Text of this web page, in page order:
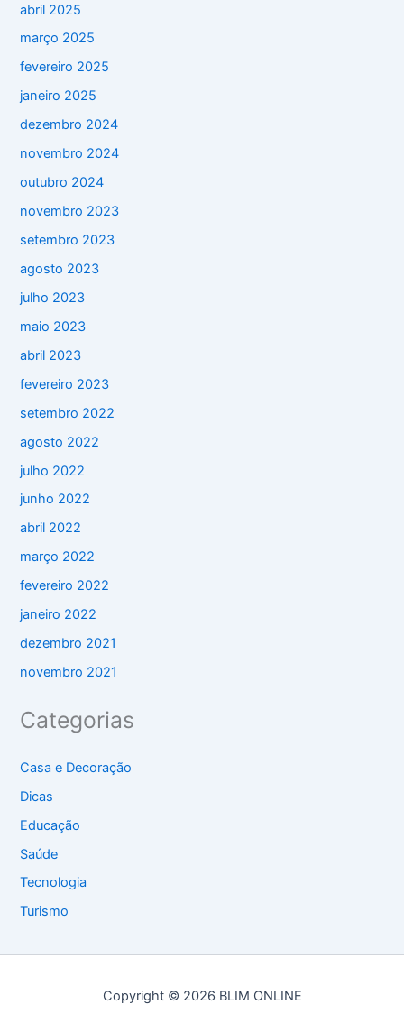
abril 2025
março 2025
fevereiro 2025
janeiro 2025
dezembro 2024
novembro 2024
outubro 2024
novembro 2023
setembro 2023
agosto 2023
julho 2023
maio 2023
abril 2023
fevereiro 2023
setembro 2022
agosto 2022
julho 2022
junho 2022
abril 2022
março 2022
fevereiro 2022
janeiro 2022
dezembro 2021
novembro 2021
Categorias
Casa e Decoração
Dicas
Educação
Saúde
Tecnologia
Turismo
Copyright © 2026 BLIM ONLINE